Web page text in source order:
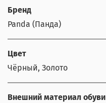
Бренд
Panda (Панда)
Цвет
Чёрный, Золото
Внешний материал обуви